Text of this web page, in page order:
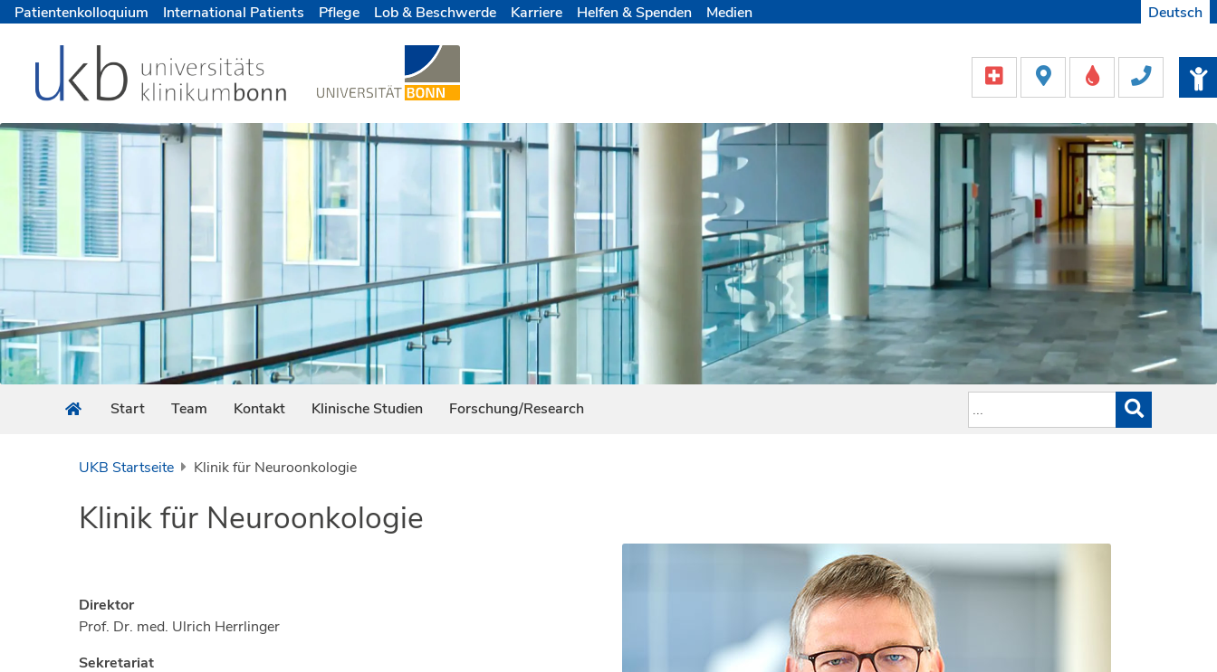
Patientenkolloquium International Patients Pflege Lob & Beschwerde Karriere Helfen & Spenden Medien Deutsch
Start Team Kontakt Klinische Studien Forschung/Research
UKB Startseite Klinik für Neuroonkologie
Klinik für Neuroonkologie
Direktor
Prof. Dr. med. Ulrich Herrlinger
Sekretariat